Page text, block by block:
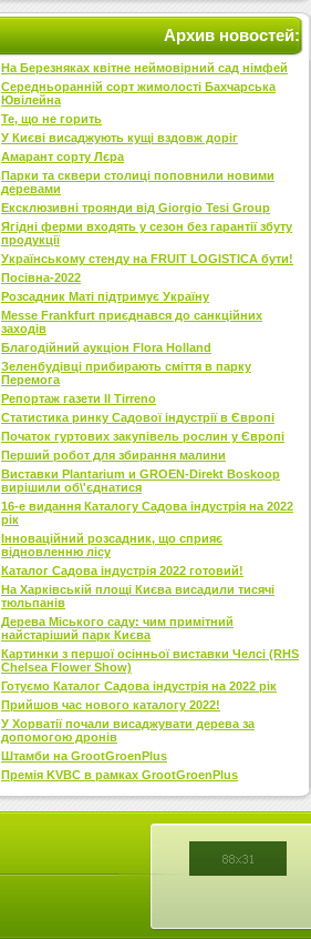
Архив новостей:
На Березняках квітне неймовірний сад німфей
Середньоранній сорт жимолості Бахчарська
Ювілейна
Те, що не горить
У Києві висаджують кущі вздовж доріг
Амарант сорту Лєра
Парки та сквери столиці поповнили новими
деревами
Ексклюзивні троянди від Giorgio Tesi Group
Ягідні ферми входять у сезон без гарантії збуту
продукції
Українському стенду на FRUIT LOGISTICA бути!
Посівна-2022
Розсадник Маті підтримує Україну
Messe Frankfurt приєднався до санкційних
заходів
Благодійний аукціон Flora Holland
Зеленбудівці прибирають сміття в парку
Перемога
Репортаж газети Il Tirreno
Статистика ринку Садової індустрії в Європі
Початок гуртових закупівель рослин у Європі
Перший робот для збирання малини
Виставки Plantarium и GROEN-Direkt Boskoop
вирішили об\'єднатися
16-е видання Каталогу Садова індустрія на 2022
рік
Інноваційний розсадник, що сприяє
відновленню лісу
Каталог Садова індустрія 2022 готовий!
На Харківській площі Києва висадили тисячі
тюльпанів
Дерева Міського саду: чим примітний
найстаріший парк Києва
Картинки з першої осінньої виставки Челсі (RHS
Chelsea Flower Show)
Готуємо Каталог Садова індустрія на 2022 рік
Прийшов час нового каталогу 2022!
У Хорватії почали висаджувати дерева за
допомогою дронів
Штамби на GrootGroenPlus
Премія KVBC в рамках GrootGroenPlus